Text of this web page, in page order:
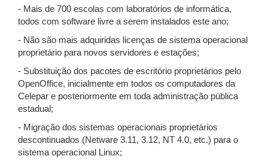
- Mais de 700 escolas com laboratórios de informática,
todos com software livre a serem instalados este ano;
- Não são mais adquiridas licenças de sistema operacional
proprietário para novos servidores e estações;
- Substituição dos pacotes de escritório proprietários pelo
OpenOffice, inicialmente em todos os computadores da
Celepar e posteriormente em toda administração pública
estadual;
- Migração dos sistemas operacionais proprietários
descontinuados (Netware 3.11, 3.12, NT 4.0, etc.) para o
sistema operacional Linux;